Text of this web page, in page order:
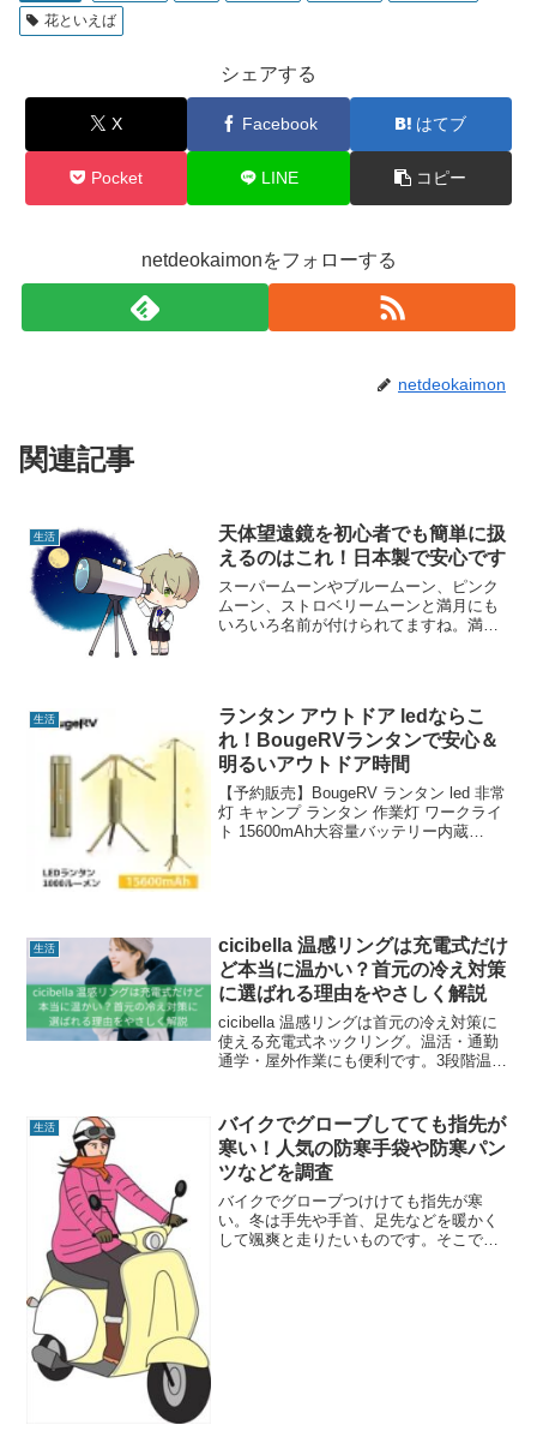
花といえば
シェアする
X Facebook はてブ
Pocket LINE コピー
netdeokaimonをフォローする
netdeokaimon
関連記事
生活
天体望遠鏡を初心者でも簡単に扱
えるのはこれ！日本製で安心です
スーパームーンやブルームーン、ピンク
ムーン、ストロベリームーンと満月にも
いろいろ名前が付けられてますね。満月
生活
ランタン アウトドア ledならこ
れ！BougeRVランタンで安心＆
明るいアウトドア時間
【予約販売】BougeRV ランタン led 非常
灯 キャンプ ランタン 作業灯 ワークライ
ト 15600mAh大容量バッテリー内蔵
生活
cicibella 温感リングは充電式だけ
ど本当に温かい？首元の冷え対策
に選ばれる理由をやさしく解説
cicibella 温感リングは首元の冷え対策に
使える充電式ネックリング。温活・通勤
通学・屋外作業にも便利です。3段階温度
す。
生活
バイクでグローブしてても指先が
寒い！人気の防寒手袋や防寒パン
ツなどを調査
バイクでグローブつけけても指先が寒
い。冬は手先や手首、足先などを暖かく
して颯爽と走りたいものです。そこで、